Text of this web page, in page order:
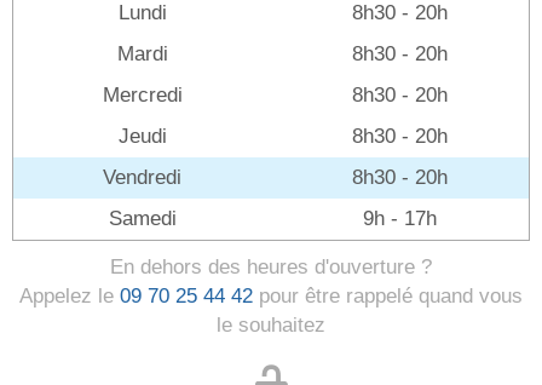
Lundi
8h30 - 20h
Mardi
8h30 - 20h
Mercredi
8h30 - 20h
Jeudi
8h30 - 20h
Vendredi
8h30 - 20h
Samedi
9h - 17h
En dehors des heures d'ouverture ?
Appelez le 09 70 25 44 42 pour être rappelé quand vous
le souhaitez